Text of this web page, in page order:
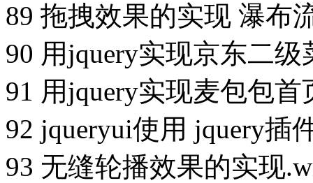
89 拖拽效果的实现 瀑布
90 用jquery实现京东二级
91 用jquery实现麦包包
92 jqueryui使用 jquery插
93 无缝轮播效果的实现